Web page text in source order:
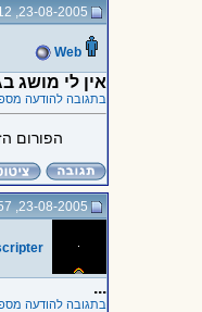
23-08-2005, 15:12
Web
אין לי מושג בJAVA... אני מציע שתשאל בתכנות....
בתגובה להודעה
הפורום
23-08-2005, 16:57
...
בתגובה להודעה